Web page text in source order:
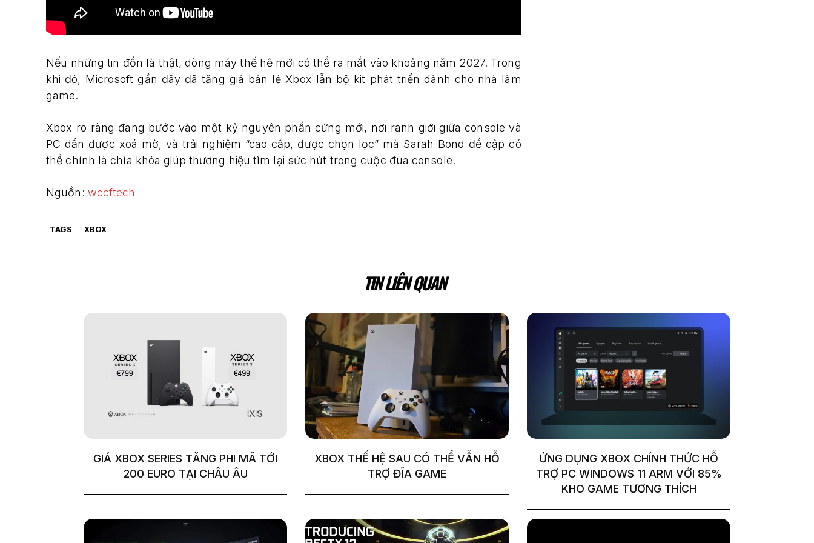
Nếu những tin đồn là thật, dòng máy thế hệ mới có thể ra mắt vào khoảng năm 2027. Trong
khi đó, Microsoft gần đây đã tăng giá bán lẻ Xbox lẫn bộ kit phát triển dành cho nhà làm
game.
Xbox rõ ràng đang bước vào một kỷ nguyên phần cứng mới, nơi ranh giới giữa console và
PC dần được xoá mờ, và trải nghiệm “cao cấp, được chọn lọc” mà Sarah Bond đề cập có
thể chính là chìa khóa giúp thương hiệu tìm lại sức hút trong cuộc đua console.
Nguồn: wccftech
TAGS XBOX
TIN LIÊN QUAN
GIÁ XBOX SERIES TĂNG PHI MÃ TỚI
200 EURO TẠI CHÂU ÂU
XBOX THẾ HỆ SAU CÓ THỂ VẪN HỖ
TRỢ ĐĨA GAME
ỨNG DỤNG XBOX CHÍNH THỨC HỖ
TRỢ PC WINDOWS 11 ARM VỚI 85%
KHO GAME TƯƠNG THÍCH